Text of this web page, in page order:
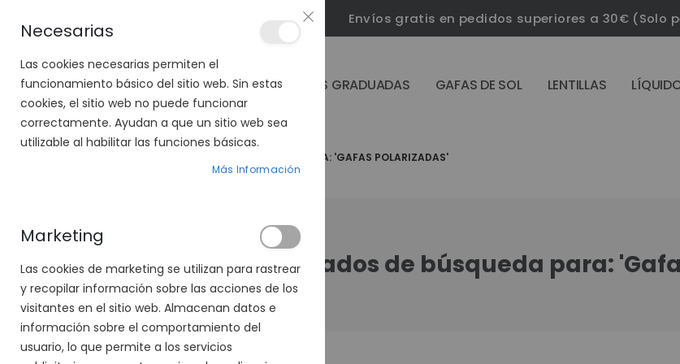
Envíos gratis en pedidos superiores a 30€ (Solo
GAFAS GRADUADAS GAFAS DE SOL LENTILLAS
RESULTADOS DE BÚSQUEDA PARA: 'GAFAS POLARIZADAS'
Resultados de búsqueda para:
Necesarias
Las cookies necesarias permiten el
funcionamiento básico del sitio web. Sin estas
cookies, el sitio web no puede funcionar
correctamente. Ayudan a que un sitio web sea
utilizable al habilitar las funciones básicas.
Más Información
Marketing
Las cookies de marketing se utilizan para rastrear
y recopilar información sobre las acciones de los
visitantes en el sitio web. Almacenan datos e
información sobre el comportamiento del
usuario, lo que permite a los servicios